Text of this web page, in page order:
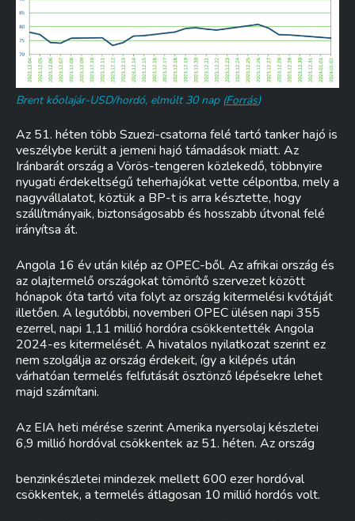
Brent kőolajár-USD/hordó, elmúlt 30 nap (Forrás)
Az 51. héten több Szuezi-csatorna felé tartó tanker hajó is
veszélybe került a jemeni hajó támadások miatt. Az
Iránbarát ország a Vörös-tengeren közlekedő, többnyire
nyugati érdekeltségű teherhajókat vette célpontba, mely a
nagyvállalatot, köztük a BP-t is arra késztette, hogy
szállítmányaik, biztonságosabb és hosszabb útvonal felé
irányítsa át.
Angola 16 év után kilép az OPEC-ből. Az afrikai ország és
az olajtermelő országokat tömörítő szervezet között
hónapok óta tartó vita folyt az ország kitermelési kvótáját
illetően. A legutóbbi, novemberi OPEC ülésen napi 355
ezerrel, napi 1,11 millió hordóra csökkentették Angola
2024-es kitermelését. A hivatalos nyilatkozat szerint ez
nem szolgálja az ország érdekeit, így a kilépés után
várhatóan termelés felfutását ösztönző lépésekre lehet
majd számítani.
Az EIA heti mérése szerint Amerika nyersolaj készletei
6,9 millió hordóval csökkentek az 51. héten. Az ország
benzinkészletei mindezek mellett 600 ezer hordóval
csökkentek, a termelés átlagosan 10 millió hordós volt.